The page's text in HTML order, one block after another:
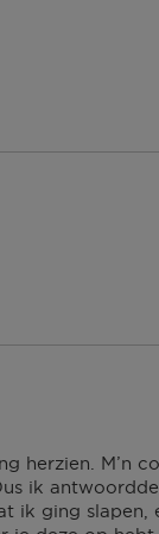
herzien. M’n
ik
ik ging